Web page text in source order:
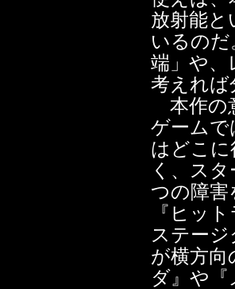
放射能と
いるの
端」や、
考えれば
本作の
ゲームで
はどこ
く、ス
つの障
『ヒッ
ステー
が横方向
ダ』や